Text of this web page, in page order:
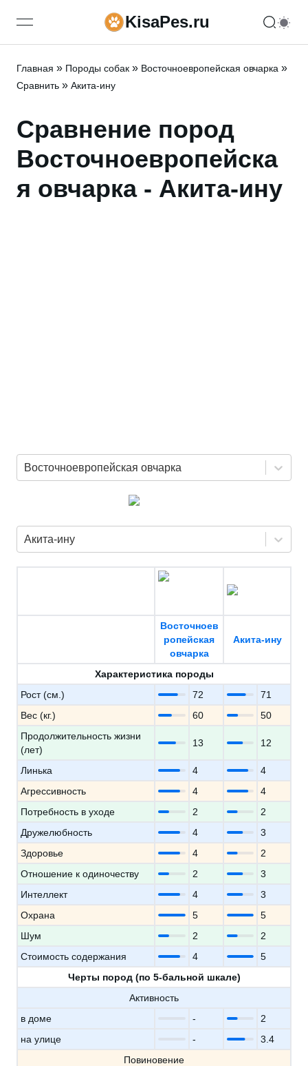
open navigation menuKisaPes.ru
Главная » Породы собак » Восточноевропейская овчарка »
Сравнить » Акита-ину
Сравнение пород
Восточноевропейска
я овчарка - Акита-ину
Восточноевропейская овчарка
Акита-ину
Восточноев
ропейская
овчарка
Акита-ину
Характеристика породы
Рост (см.)
72
71
Вес (кг.)
60
50
Продолжительность жизни
(лет)
13 12
Линька 4
4
Агрессивность
4
4
Потребность в уходе
2
2
Дружелюбность
4
3
Здоровье
4
2
Отношение к одиночеству
2
3
Интеллект
4
3
Охрана
5
5
Шум
2
2
Стоимость содержания
4
5
Черты пород (по 5-бальной шкале)
Активность
в доме
-
2
на улице
-
3.4
Повиновение